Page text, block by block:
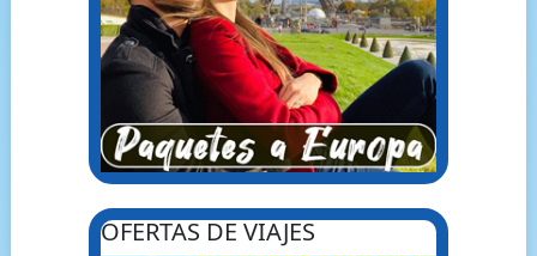
OFERTAS DE VIAJES